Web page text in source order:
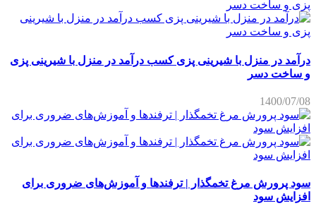
درآمد در منزل با شیرینی پزی کسب درآمد در منزل با شیرینی پزی
و ساخت دسر
1400/07/08
سود پرورش مرغ تخمگذار | ترفندها و آموزش‌های ضروری برای
افزایش سود